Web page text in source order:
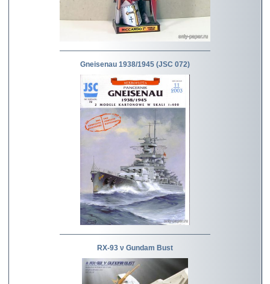
Gneisenau 1938/1945 (JSC 072)
RX-93 ν Gundam Bust